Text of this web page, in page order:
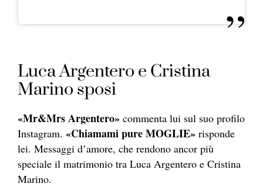
Luca Argentero e Cristina
Marino sposi
«Mr&Mrs Argentero» commenta lui sul suo profilo
Instagram. «Chiamami pure MOGLIE» risponde
lei. Messaggi d’amore, che rendono ancor più
speciale il matrimonio tra Luca Argentero e Cristina
Marino.